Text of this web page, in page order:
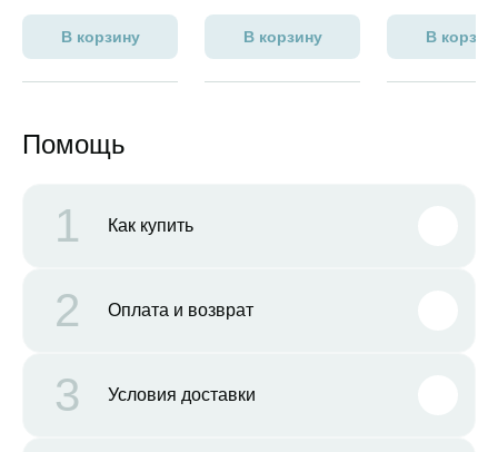
В корзину В корзину В
Помощь
1 Как купить
2 Оплата и возврат
3 Условия доставки